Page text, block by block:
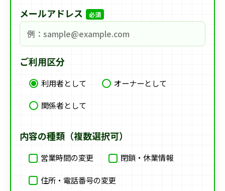
メールアドレス 必須
ご利用区分
利用者として
オーナーとして
関係者として
内容の種類（複数選択可）
営業時間の変更 閉鎖・休業情報
住所・電話番号の変更